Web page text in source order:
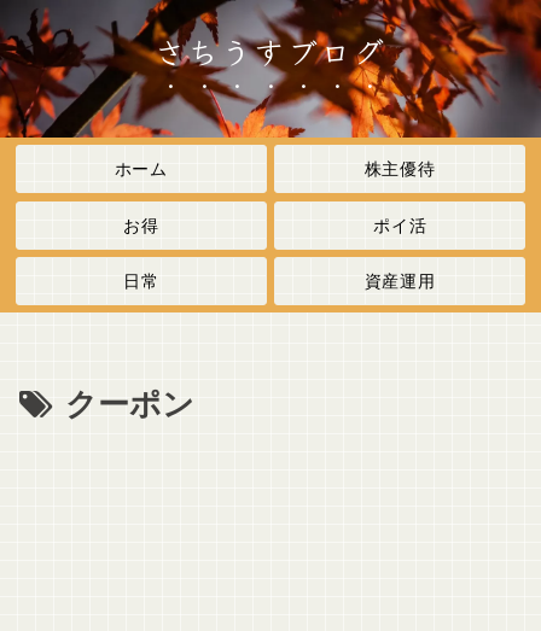
さちうすブログ
ホーム 株主優待
お得 ポイ活
日常 資産運用
クーポン